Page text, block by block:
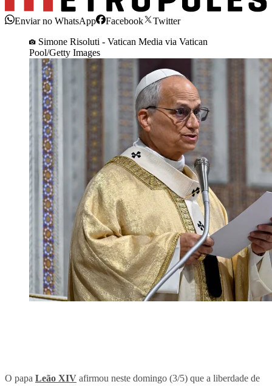
Enviar no WhatsApp Facebook
Twitter
Simone Risoluti - Vatican Media via Vatican
Pool/Getty Images
O papa Leão XIV afirmou neste domingo (3/5) que a liberdade de